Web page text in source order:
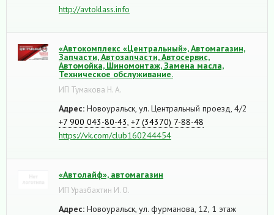
http://avtoklass.info
«Автокомплекс «Центральный», Автомагазин,
Запчасти, Автозапчасти, Автосервис,
Автомойка, Шиномонтаж, Замена масла,
Техническое обслуживание.
ИП Тумакова Н. А.
Адрес: Новоуральск, ул. Центральный проезд, 4/2
+7 900 043-80-43 +7 (34370) 7-88-48
https://vk.com/club160244454
«Автолайф», автомагазин
ИП Уразбахтин И. О.
Адрес: Новоуральск, ул. фурманова, 12, 1 этаж